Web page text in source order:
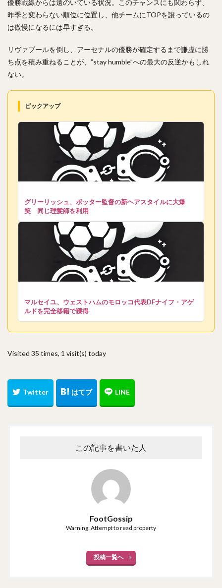
優勝戦線からは遠のいている状況。このチャンスにも関わらず、
昨季と変わらない順位に位置し、他チームにTOPを譲っているの
は傲慢になるには早すぎる。
リヴァプールを倒し、アーセナルの優勝が確定するまで謙虚に勝
ち点を積み重ねることが、”stay humble”への最大の反逆かもしれ
ない。
ピックアップ
グリーリッシュ、ポッター監督の新ヘアスタイルに大爆
笑 同じ理髪師を利用
マルセイユ、ウェストハムのモロッコ代表DFナイフ・アゲ
ルドを完全移籍で獲得
Visited 35 times, 1 visit(s) today
この記事を書いた人
FootGossip
Warning: Attempt to read property
投稿一覧へ